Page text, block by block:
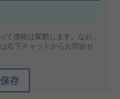
価格は変動します。なお、
右下チャットからお問合せ
存